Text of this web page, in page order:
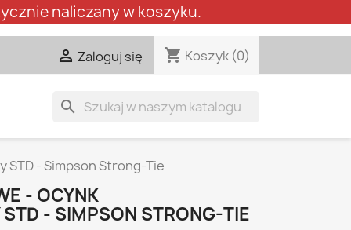
naliczany w koszyku.
 Zaloguj się shopping_cart Koszyk (0)
search
- Simpson Strong-Tie
- OCYNK
- SIMPSON STRONG-TIE